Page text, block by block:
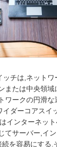
ッチは,ネット
または中央領
ワークの円滑
イダーコアスイ
インターネッ
てサーバー,イ
を容易にする.